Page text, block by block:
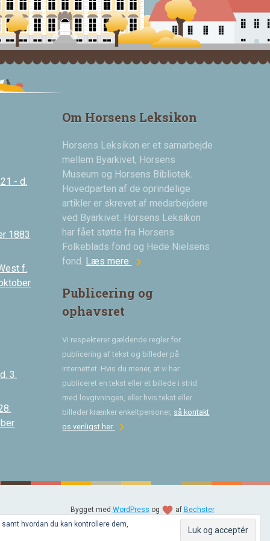
- d.
1883
f.
3.
Om Horsens Leksikon
Horsens Leksikon er et samarbejde
mellem Byarkivet, Horsens
Museum og Horsens Bibliotek.
Hovedparten af de oprindelige
artikler er skrevet af medarbejdere
ved Byarkivet. Horsens Leksikon
har fået støtte fra Horsens
Folkeblads fond og Hede Nielsens
fond. Læs mere chevron_right
Publicering og
ophavsret
Vi respekterer gældende regler for
publicering af tekst og billeder på
Internettet. Hvis du mener, at vi har
publiceret en tekst eller et billede i strid
med lovgivningen, eller hvis tekst eller
billeder krænker enkeltpersoner, så kontakt
os venligst her chevron_right
Bygget med WordPress og favorite af Bechster
hvordan du kan kontrollere dem,